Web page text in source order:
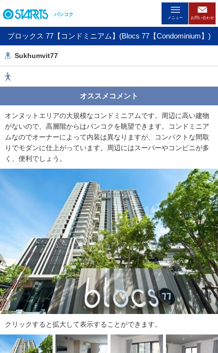
ー
ジ
移
す
め
ン
報
に
移
動
し
ま
す
。
本
文
に
バンコク
メニュー お問い合わせ
ブロックス 77【コンドミニアム】(Blocs 77【Condominium】)
Sukhumvit77
オススメコメント
オンヌットエリアの大規模なコンドミニアムです。周辺に高い建物
がないので、高層階からはバンコクを眺望できます。コンドミニア
ムなのでオーナーによって内装は異なりますが、コンパクトな間取
りでモダンに仕上がっています。周辺にはスーパーやコンビニが多
く、便利でしょう。
クリックすると拡大して表示することができます。